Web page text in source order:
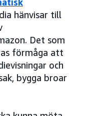
hänvisar till
Det som
förmåga att
och
bygga broar